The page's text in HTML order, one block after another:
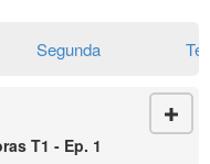
Segunda
T1 - Ep. 1